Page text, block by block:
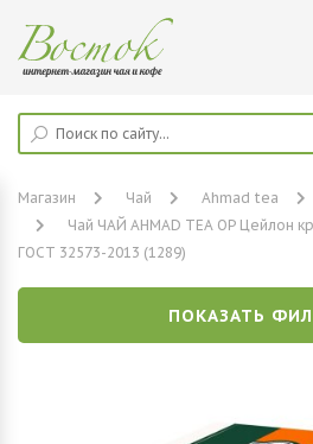
Магазин Чай Ahmad tea
Чай ЧАЙ AHMAD TEA OP Цейлон
ГОСТ 32573-2013 (1289)
ПОКАЗАТЬ